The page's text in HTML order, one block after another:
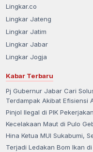
Lingkar.co
Lingkar Jateng
Lingkar Jatim
Lingkar Jabar
Lingkar Jogja
Kabar Terbaru
Pj Gubernur Jabar Cari
Terdampak Akibat Efisiensi
Pinjol Ilegal di PIK
Kecelakaan Maut di Pulo
Hina Ketua MUI Sukabumi,
Terjadi Ledakan Bom Ikan